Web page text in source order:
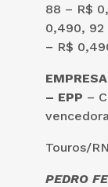
88 – R$
0,490, 92
– R$
– EPP –
Touros/
PEDRO